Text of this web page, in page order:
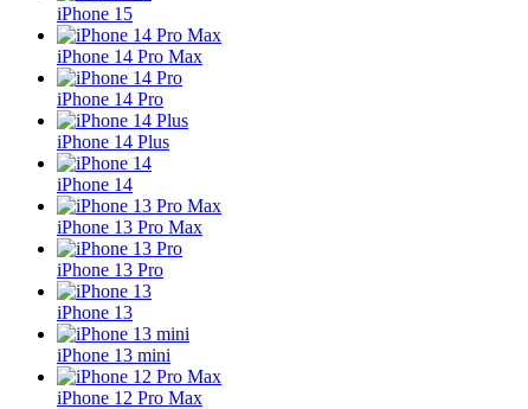
iPhone 15
iPhone 14 Pro Max
iPhone 14 Pro
iPhone 14 Plus
iPhone 14
iPhone 13 Pro Max
iPhone 13 Pro
iPhone 13
iPhone 13 mini
iPhone 12 Pro Max